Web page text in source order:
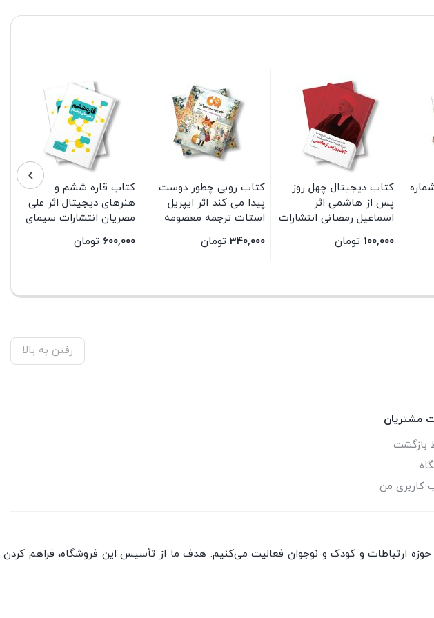
کتاب دیجیتال چهل روز
پس از هاشمی اثر
اسماعیل رمضانی انتشارات
100,000 تومان
کتاب روبی چطور دوست
پیدا می کند اثر ایپریل
استات ترجمه معصومه
نفیسی انتشارات سیمای
شرق
340,000 تومان
کتاب قاره ششم و
هنرهای دیجیتال اثر علی
مصریان انتشارات سیمای
600,000 تومان
رفتن به بالا
مشتریان
بازگشت
کاربری من
ارتباطات و کودک و نوجوان فعالیت می‌کنیم. هدف ما از تأسیس این فروشگاه، فراهم کردن